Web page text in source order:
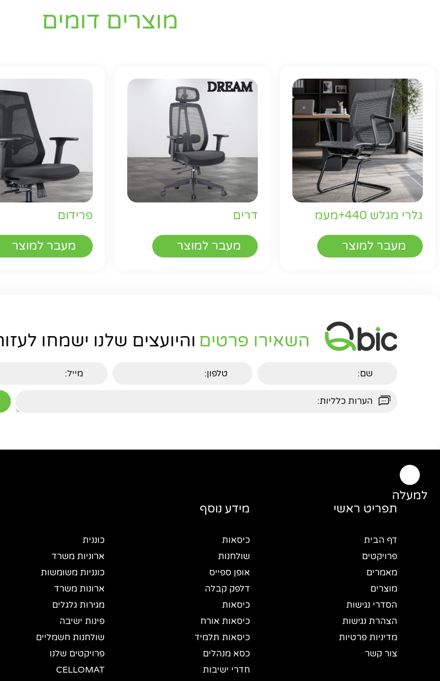
מוצרים דומים
גלרי מגלש 440+מעמ
מעבר למוצר
דרים
מעבר למוצר
פרידום
מעבר למוצר
השאירו פרטים והיועצים שלנו ישמחו
למעלה
תפריט ראשי
דף הבית
פרויקטים
מאמרים
מוצרים
הסדרי נגישות
הצהרת נגישות
מדיניות פרטיות
צור קשר
מידע נוסף
כיסאות
שולחנות
אופן ספייס
דלפק קבלה
כיסאות
כיסאות אורח
כיסאות תלמיד
כסא מנהלים
חדרי ישיבות
כוננית
ארוניות משרד
כונניות משומשות
ארונות משרד
מגירות גלגלים
פינות ישיבה
שולחנות חשמליים
פרויקטים שלנו
CELLOMAT